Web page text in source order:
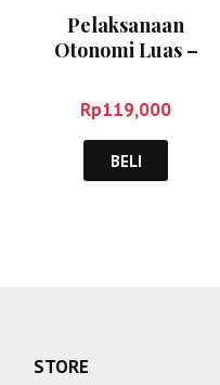
Pelaksanaan
Otonomi Luas –
Rp119,000
BELI
STORE